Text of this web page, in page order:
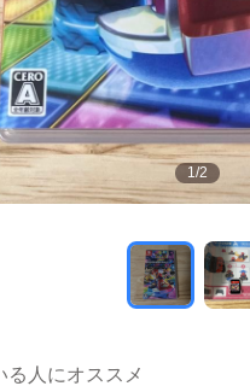
1/2
る人にオススメ